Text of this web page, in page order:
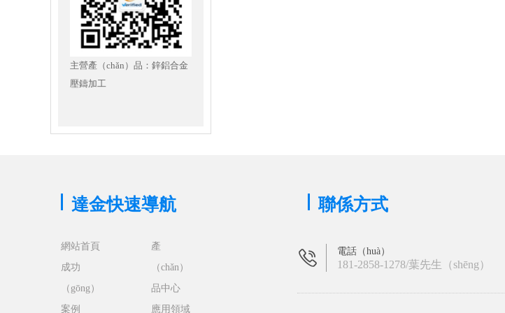
主營產（chǎn）品：鋅鋁合金
壓鑄加工
達金快速導航
網站首頁
成功
（gōng）
案例
產
（chǎn）
品中心
應用領域
聯係方式
電話（huà）
181-2858-1278/葉先生（shēng）